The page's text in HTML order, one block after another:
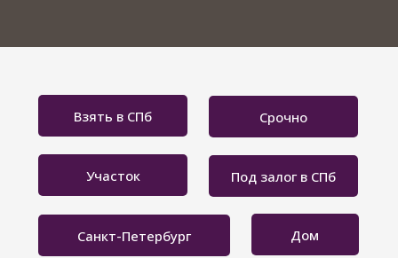
Участок
Дом
Срочно
Под залог в СПб
Санкт-Петербург
Взять в СПб